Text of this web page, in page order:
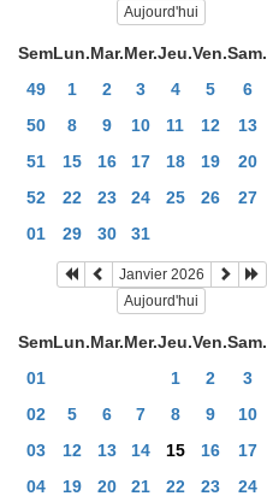
Aujourd'hui
SemLun.Mar.Mer.Jeu.Ven.Sam.
49
1 2 3 4 5 6
50
8 9 10 11 12 13
51
15 16 17 18 19 20
52
22 23 24 25 26 27
01
29 30 31
Janvier 2026
Aujourd'hui
SemLun.Mar.Mer.Jeu.Ven.Sam.
01
1 2 3
02
5 6 7 8 9 10
03
12 13 14 15 16 17
04
19 20 21 22 23 24